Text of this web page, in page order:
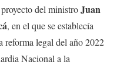
del ministroJuan
, en el que se establecía
reforma legal del año 2022
Nacional a la